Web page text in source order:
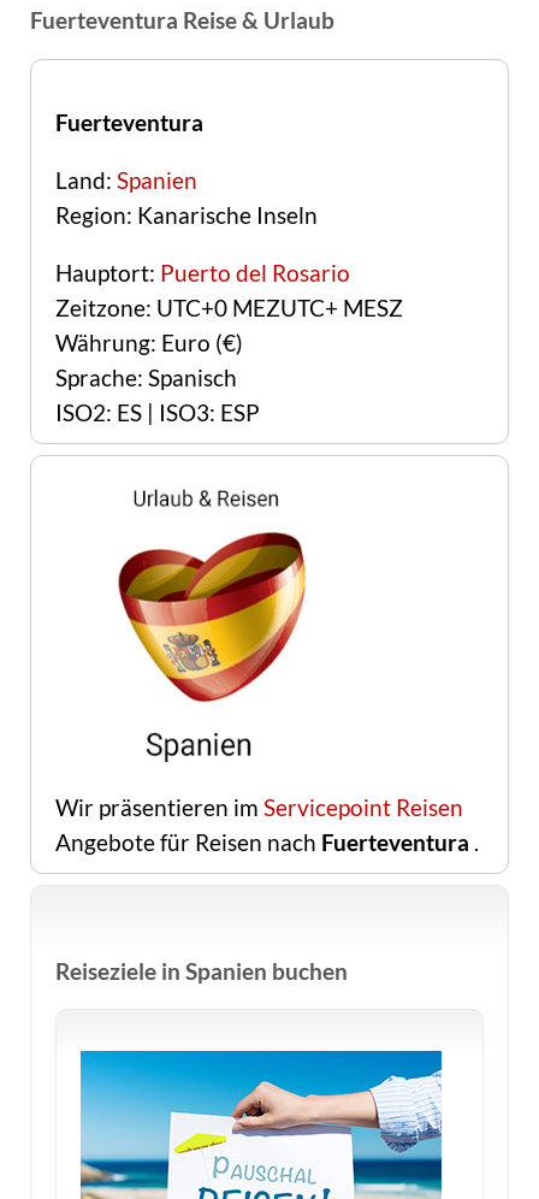
Fuerteventura Reise & Urlaub
Fuerteventura
Land: Spanien
Region: Kanarische Inseln
Hauptort: Puerto del Rosario
Zeitzone: UTC+0 MEZUTC+ MESZ
Währung: Euro (€)
Sprache: Spanisch
ISO2: ES | ISO3: ESP
Wir präsentieren im Servicepoint Reisen
Angebote für Reisen nach Fuerteventura .
Reiseziele in Spanien buchen